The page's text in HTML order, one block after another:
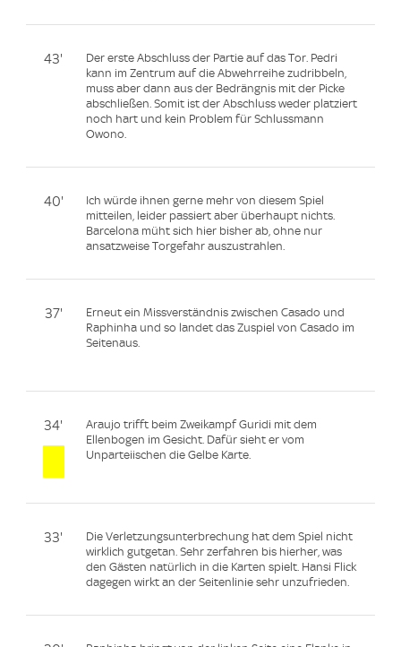
43'
Der erste Abschluss der Partie auf das Tor. Pedri
kann im Zentrum auf die Abwehrreihe zudribbeln,
muss aber dann aus der Bedrängnis mit der Picke
abschließen. Somit ist der Abschluss weder platziert
noch hart und kein Problem für Schlussmann
Owono.
40'
Ich würde ihnen gerne mehr von diesem Spiel
mitteilen, leider passiert aber überhaupt nichts.
Barcelona müht sich hier bisher ab, ohne nur
ansatzweise Torgefahr auszustrahlen.
37'
Erneut ein Missverständnis zwischen Casado und
Raphinha und so landet das Zuspiel von Casado im
Seitenaus.
34'
Araujo trifft beim Zweikampf Guridi mit dem
Ellenbogen im Gesicht. Dafür sieht er vom
Unparteiischen die Gelbe Karte.
33'
Die Verletzungsunterbrechung hat dem Spiel nicht
wirklich gutgetan. Sehr zerfahren bis hierher, was
den Gästen natürlich in die Karten spielt. Hansi Flick
dagegen wirkt an der Seitenlinie sehr unzufrieden.